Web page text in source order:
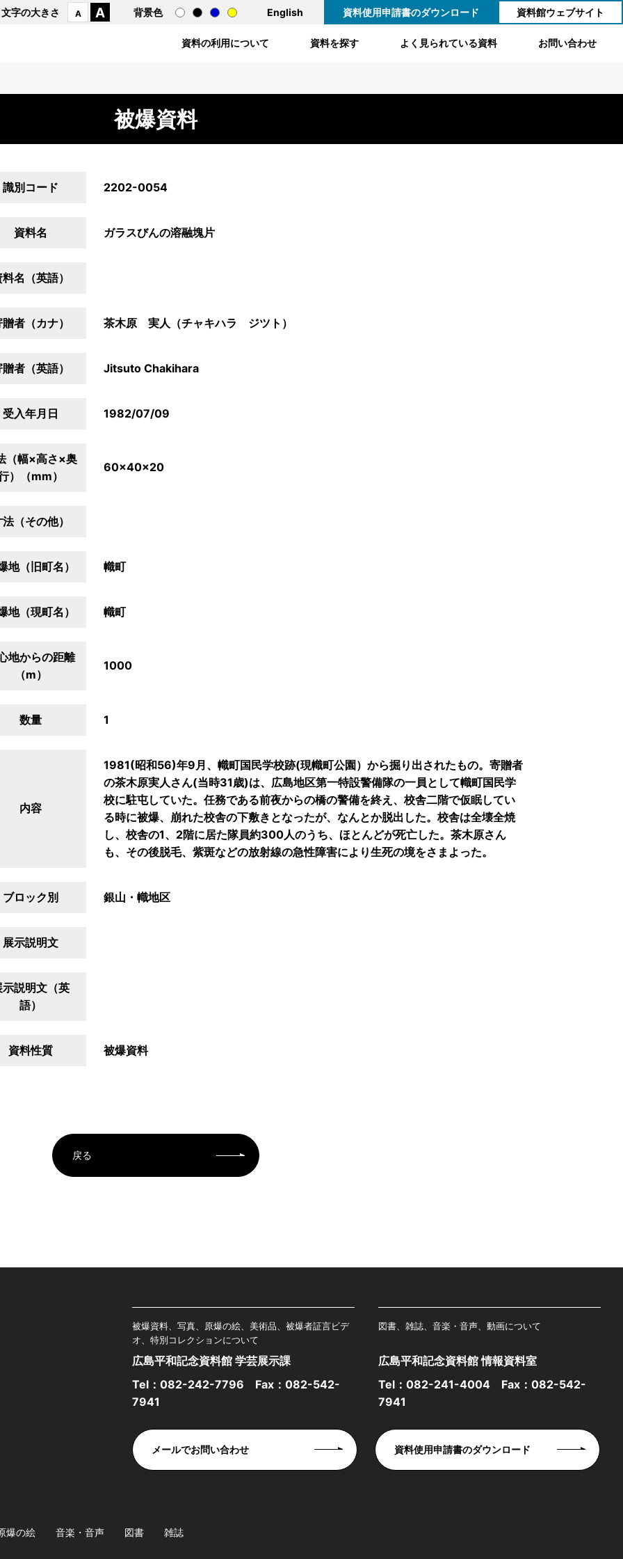
文字の大きさ A A 背景色 English 資料使用申請書のダウンロード 資料館ウェブサイト
資料の利用について 資料を探す よく見られている資料 お問い合わせ
被爆資料
識別コード 2202-0054
資料名 ガラスびんの溶融塊片
名（英語）
者（カナ） 茶木原 実人（チャキハラ ジツト）
者（英語） Jitsuto Chakihara
受入年月日 1982/07/09
（幅×高さ×奥
）（mm）
60×40×20
（その他）
地（旧町名） 幟町
地（現町名） 幟町
地からの距離
（m）
1000
数量 1
内容
1981(昭和56)年9月、幟町国民学校跡(現幟町公園）から掘り出されたもの。寄贈者
の茶木原実人さん(当時31歳)は、広島地区第一特設警備隊の一員として幟町国民学
校に駐屯していた。任務である前夜からの橋の警備を終え、校舎二階で仮眠してい
る時に被爆、崩れた校舎の下敷きとなったが、なんとか脱出した。校舎は全壊全焼
し、校舎の1、2階に居た隊員約300人のうち、ほとんどが死亡した。茶木原さん
も、その後脱毛、紫斑などの放射線の急性障害により生死の境をさまよった。
ブロック別 銀山・幟地区
展示説明文
示説明文（英
語）
資料性質 被爆資料
戻る
被爆資料、写真、原爆の絵、美術品、被爆者証言ビデ
オ、特別コレクションについて
広島平和記念資料館 学芸展示課
Tel： 082-242-7796 Fax：082-542-
7941
図書、雑誌、音楽・音声、動画について
広島平和記念資料館 情報資料室
Tel： 082-241-4004 Fax：082-542-
7941
メールでお問い合わせ 資料使用申請書のダウンロード
爆の絵 音楽・音声 図書 雑誌